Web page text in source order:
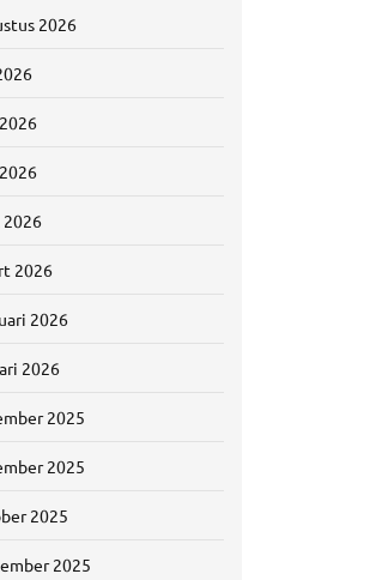
2026
2026
2026
2026
2025
2025
2025
2025